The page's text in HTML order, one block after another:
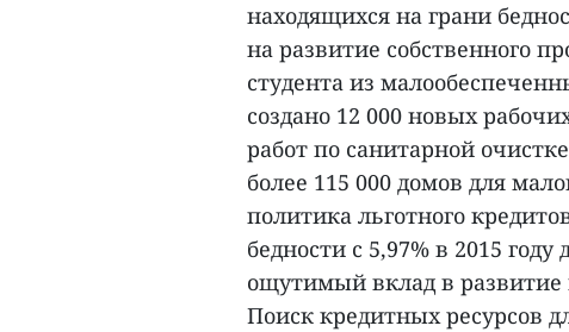
находящихся на грани
на развитие собственного
студента из
создано 12 000 новых
работ по санитарной
более 115 000 домов для
политика льготного
бедности с 5,97% в 2015
ощутимый вклад в развитие
Поиск кредитных ресурсов